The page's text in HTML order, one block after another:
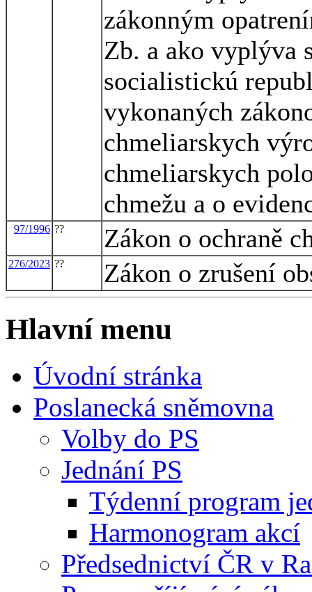
zákonným
Zb. a ako vyplýva
socialistickú
vykonaných
chmeliarskych
chmeliarskych
chmežu a o
97/1996 ?? Zákon o ochraně
276/2023 ?? Zákon o zrušení
Hlavní menu
Úvodní stránka
Poslanecká sněmovna
Volby do PS
Jednání PS
Týdenní program
Harmonogram akcí
Předsednictví ČR v